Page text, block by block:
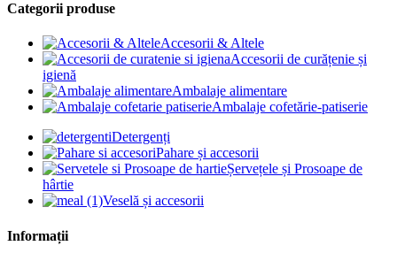
Categorii produse
Accesorii & Altele
Accesorii de curățenie și
igienă
Ambalaje alimentare
Ambalaje cofetărie-patiserie
Detergenți
Pahare și accesorii
Șervețele și Prosoape de
hârtie
Veselă și accesorii
Informații